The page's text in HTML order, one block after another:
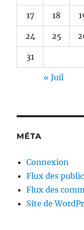
17 18
24 25
31
« Juil
MÉTA
Connexion
Flux des
Flux des
Site de